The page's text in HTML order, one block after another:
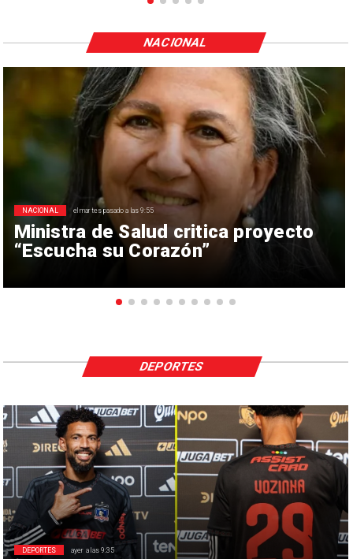
Ministra de Salud critica proyecto
“Escucha su Corazón”
NACIONAL el martes pasado a las 9:55
NACIONAL
DEPORTES ayer a las 9:35
DEPORTES